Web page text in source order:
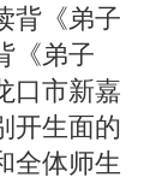
背《弟子
《弟子
口市新嘉
开生面的
全体师生